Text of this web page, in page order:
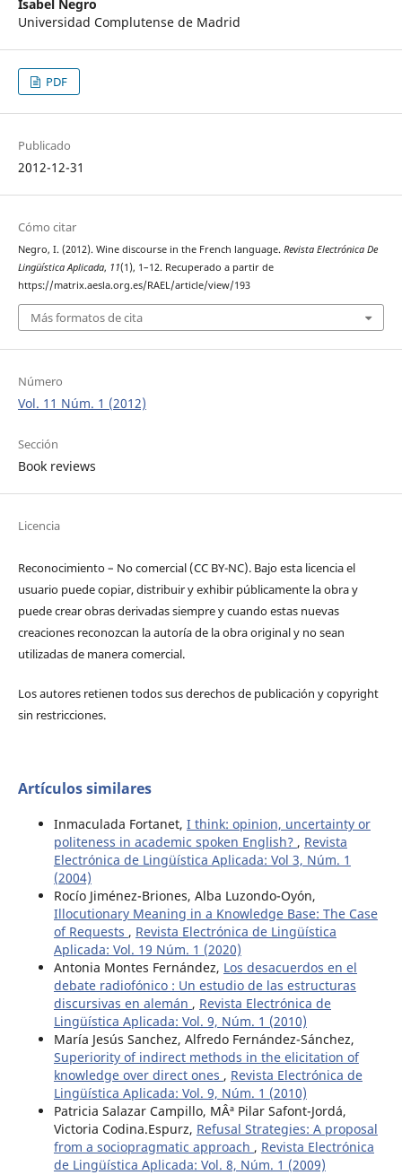
Isabel Negro
Universidad Complutense de Madrid
PDF
Publicado
2012-12-31
Cómo citar
Negro, I. (2012). Wine discourse in the French language. Revista Electrónica De
Lingüística Aplicada, 11(1), 1–12. Recuperado a partir de
https://matrix.aesla.org.es/RAEL/article/view/193
Más formatos de cita
Número
Vol. 11 Núm. 1 (2012)
Sección
Book reviews
Licencia
Reconocimiento – No comercial (CC BY-­NC). Bajo esta licencia el
usuario puede copiar, distribuir y exhibir públicamente la obra y
puede crear obras derivadas siempre y cuando estas nuevas
creaciones reconozcan la autoría de la obra original y no sean
utilizadas de manera comercial.
Los autores retienen todos sus derechos de publicación y copyright
sin restricciones.
Artículos similares
Inmaculada Fortanet, I think: opinion, uncertainty or
politeness in academic spoken English? , Revista
Electrónica de Lingüística Aplicada: Vol 3, Núm. 1
(2004)
Rocío Jiménez-Briones, Alba Luzondo-Oyón,
Illocutionary Meaning in a Knowledge Base: The Case
of Requests , Revista Electrónica de Lingüística
Aplicada: Vol. 19 Núm. 1 (2020)
Antonia Montes Fernández, Los desacuerdos en el
debate radiofónico : Un estudio de las estructuras
discursivas en alemán , Revista Electrónica de
Lingüística Aplicada: Vol. 9, Núm. 1 (2010)
María Jesús Sanchez, Alfredo Fernández-Sánchez,
Superiority of indirect methods in the elicitation of
knowledge over direct ones , Revista Electrónica de
Lingüística Aplicada: Vol. 9, Núm. 1 (2010)
Patricia Salazar Campillo, MÂª Pilar Safont-Jordá,
Victoria Codina.Espurz, Refusal Strategies: A proposal
from a sociopragmatic approach , Revista Electrónica
de Lingüística Aplicada: Vol. 8, Núm. 1 (2009)